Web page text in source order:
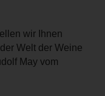
wir Ihnen
Welt der Weine
May vom